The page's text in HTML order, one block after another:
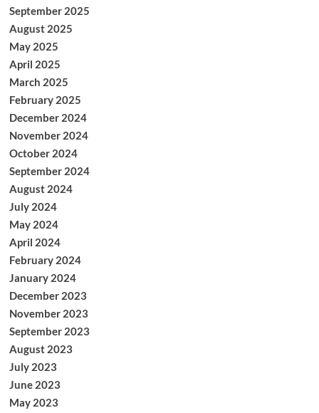
September 2025
August 2025
May 2025
April 2025
March 2025
February 2025
December 2024
November 2024
October 2024
September 2024
August 2024
July 2024
May 2024
April 2024
February 2024
January 2024
December 2023
November 2023
September 2023
August 2023
July 2023
June 2023
May 2023